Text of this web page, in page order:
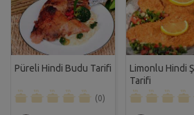
Püreli Hindi Budu Tarifi
(0)
Limonlu Hindi
Tarifi